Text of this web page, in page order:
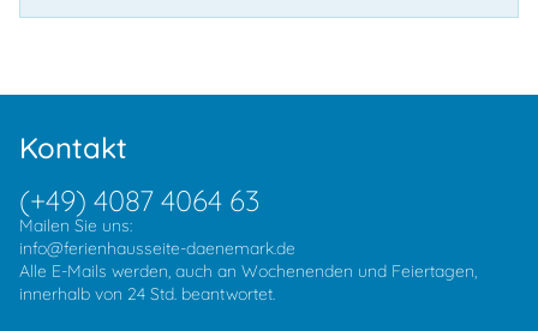
Kontakt
(+49) 4087 4064 63
Mailen Sie uns:
info@ferienhausseite-daenemark.de
Alle E-Mails werden, auch an Wochenenden und Feiertagen,
innerhalb von 24 Std. beantwortet.